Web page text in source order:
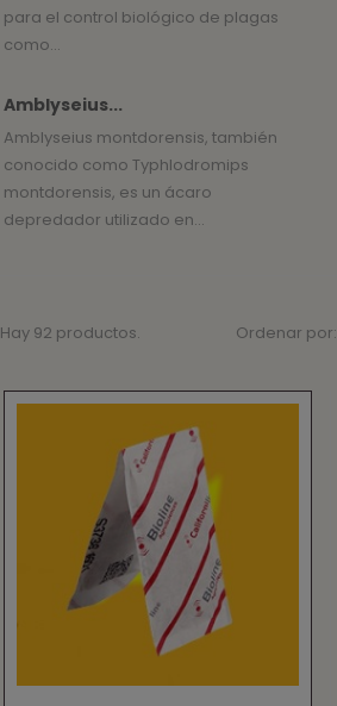
para el control biológico de plagas
como...
Amblyseius...
Amblyseius montdorensis, también
conocido como Typhlodromips
montdorensis, es un ácaro
depredador utilizado en...
Hay 92 productos. Ordenar por: